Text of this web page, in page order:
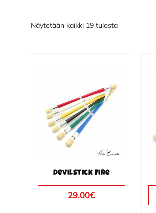
Näytetään kaikki 19 tulosta
Devilstick Fire
29.00€